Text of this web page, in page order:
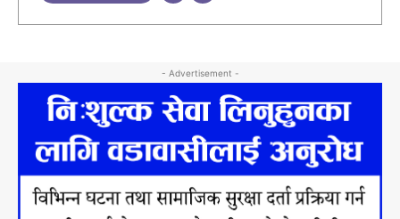
- Advertisement -